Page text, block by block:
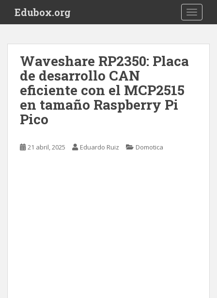
i
Edubox.org
Waveshare RP2350: Placa
de desarrollo CAN
eficiente con el MCP2515
en tamaño Raspberry Pi
Pico
21 abril, 2025 Eduardo Ruiz Domotica